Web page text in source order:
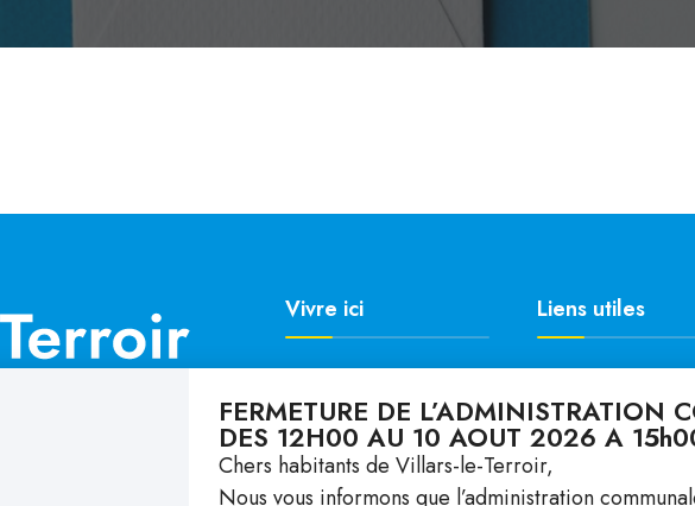
Vivre ici
Ecole & Enfance
Santé & Social
Culture & Loisirs
Liens utiles
Actualités &
Histoire
Documents
FERMETURE DE L’ADMINISTRATION
DES 12H00 AU 10 AOUT 2026 A
Chers habitants de Villars-le-Terroir,
Nous vous informons que l’administration